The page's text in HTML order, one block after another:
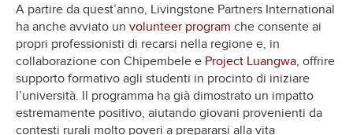
A partire da quest’anno, Livingstone Partners International
ha anche avviato un volunteer program che consente ai
propri professionisti di recarsi nella regione e, in
collaborazione con Chipembele e Project Luangwa, offrire
supporto formativo agli studenti in procinto di iniziare
l’università. Il programma ha già dimostrato un impatto
estremamente positivo, aiutando giovani provenienti da
contesti rurali molto poveri a prepararsi alla vita